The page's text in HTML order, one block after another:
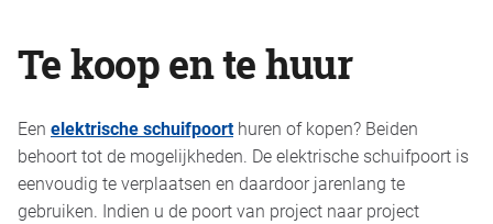
Te koop en te huur
Een elektrische schuifpoorthuren of kopen? Beiden
behoort tot de mogelijkheden. De elektrische schuifpoort is
eenvoudig te verplaatsen en daardoor jarenlang te
gebruiken. Indien u de poort van project naar project